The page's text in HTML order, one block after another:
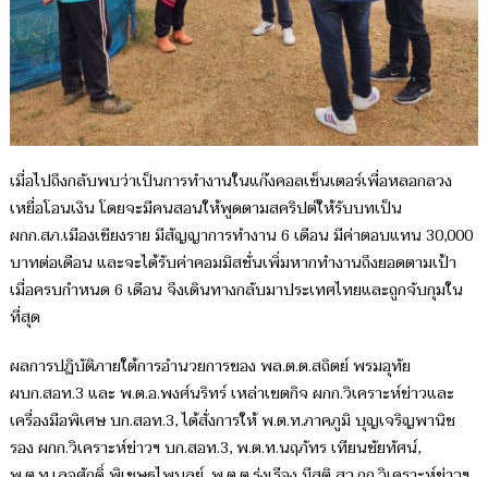
เมื่อไปถึงกลับพบว่าเป็นการทำงานในแก๊งคอลเซ็นเตอร์เพื่อหลอกลวง
เหยื่อโอนเงิน โดยจะมีคนสอนให้พูดตามสคริปต์ให้รับบทเป็น
ผกก.สภ.เมืองเชียงราย มีสัญญาการทำงาน 6 เดือน มีค่าตอบแทน 30,000
บาทต่อเดือน และจะได้รับค่าคอมมิสชั่นเพิ่มหากทำงานถึงยอดตามเป้า
เมื่อครบกำหนด 6 เดือน จึงเดินทางกลับมาประเทศไทยและถูกจับกุมใน
ที่สุด
ผลการปฏิบัติภายใต้การอำนวยการของ พล.ต.ต.สถิตย์ พรมอุทัย
ผบก.สอท.3 และ พ.ต.อ.พงศ์นริทร์ เหล่าเขตกิจ ผกก.วิเคราะห์ข่าวและ
เครื่องมือพิเศษ บก.สอท.3, ได้สั่งการให้ พ.ต.ท.ภาคภูมิ บุญเจริญพานิช
รอง ผกก.วิเคราะห์ข่าวฯ บก.สอท.3, พ.ต.ท.นฤภัทร เทียนชัยทัศน์,